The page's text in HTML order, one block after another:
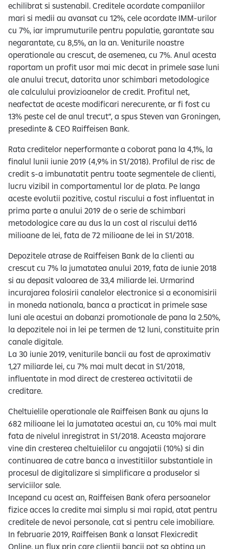
echilibrat si sustenabil. Creditele acordate companiilor
mari si medii au avansat cu 12%, cele acordate IMM-urilor
cu 7%, iar imprumuturile pentru populatie, garantate sau
negarantate, cu 8,5%, an la an. Veniturile noastre
operationale au crescut, de asemenea, cu 7%. Anul acesta
raportam un profit usor mai mic decat in primele sase luni
ale anului trecut, datorita unor schimbari metodologice
ale calculului provizioanelor de credit. Profitul net,
neafectat de aceste modificari nerecurente, ar fi fost cu
13% peste cel de anul trecut”, a spus Steven van Groningen,
presedinte & CEO Raiffeisen Bank.
Rata creditelor neperformante a coborat pana la 4,1%, la
finalul lunii iunie 2019 (4,9% in S1/2018). Profilul de risc de
credit s-a imbunatatit pentru toate segmentele de clienti,
lucru vizibil in comportamentul lor de plata. Pe langa
aceste evolutii pozitive, costul riscului a fost influentat in
prima parte a anului 2019 de o serie de schimbari
metodologice care au dus la un cost al riscului de116
milioane de lei, fata de 72 milioane de lei in S1/2018.
Depozitele atrase de Raiffeisen Bank de la clienti au
crescut cu 7% la jumatatea anului 2019, fata de iunie 2018
si au depasit valoarea de 33,4 miliarde lei. Urmarind
incurajarea folosirii canalelor electronice si a economisirii
in moneda nationala, banca a practicat in primele sase
luni ale acestui an dobanzi promotionale de pana la 2.50%,
la depozitele noi in lei pe termen de 12 luni, constituite prin
canale digitale.
La 30 iunie 2019, veniturile bancii au fost de aproximativ
1,27 miliarde lei, cu 7% mai mult decat in S1/2018,
influentate in mod direct de cresterea activitatii de
creditare.
Cheltuielile operationale ale Raiffeisen Bank au ajuns la
682 milioane lei la jumatatea acestui an, cu 10% mai mult
fata de nivelul inregistrat in S1/2018. Aceasta majorare
vine din cresterea cheltuielilor cu angajatii (10%) si din
continuarea de catre banca a investitiilor substantiale in
procesul de digitalizare si simplificare a produselor si
serviciilor sale.
Incepand cu acest an, Raiffeisen Bank ofera persoanelor
fizice acces la credite mai simplu si mai rapid, atat pentru
creditele de nevoi personale, cat si pentru cele imobiliare.
In februarie 2019, Raiffeisen Bank a lansat Flexicredit
Online, un flux prin care clientii bancii pot sa obtina un